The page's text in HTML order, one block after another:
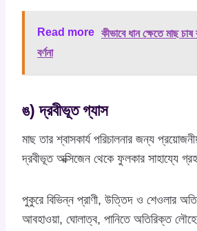
Read more কীভাবে ধান ক্ষেতে মাছ
বর্ণনা
ঙ) দ্রবীভূত গ্যাস
মাছ তার শ্বাসকার্য পরিচালনার জন্য
দ্রবীভূত অক্সিজেন থেকে ফুলকার সাহায্যে
পুকুরে বিভিন্ন প্রাণী, উত্তিদ ও শেওলার
আবহাওয়া, ঘোলাত্ব, পানিতে অতিরিক্ত